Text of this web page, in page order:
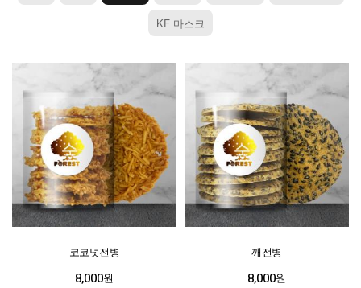
KF 마스크
코코넛전병
8,000원
깨전병
8,000원